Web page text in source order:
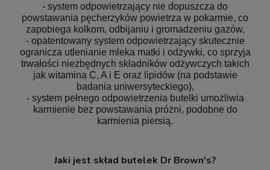
- system odpowietrzający nie dopuszcza do
powstawania pęcherzyków powietrza w pokarmie, co
zapobiega kolkom, odbijaniu i gromadzeniu gazów,
- opatentowany system odpowietrzający skutecznie
ogranicza utlenianie mleka matki i odżywki, co sprzyja
trwałości niezbędnych składników odżywczych takich
jak witamina C, A i E oraz lipidów (na podstawie
badania uniwersyteckiego),
- system pełnego odpowietrzenia butelki umożliwia
karmienie bez powstawania próżni, podobne do
karmienia piersią.
Jaki jest skład butelek Dr Brown's?